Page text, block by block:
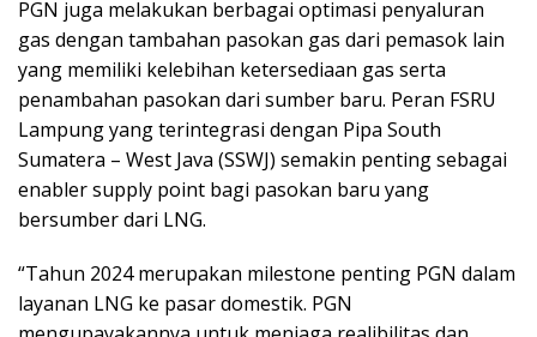
PGN juga melakukan berbagai optimasi penyaluran
gas dengan tambahan pasokan gas dari pemasok lain
yang memiliki kelebihan ketersediaan gas serta
penambahan pasokan dari sumber baru. Peran FSRU
Lampung yang terintegrasi dengan Pipa South
Sumatera – West Java (SSWJ) semakin penting sebagai
enabler supply point bagi pasokan baru yang
bersumber dari LNG.
“Tahun 2024 merupakan milestone penting PGN dalam
layanan LNG ke pasar domestik. PGN